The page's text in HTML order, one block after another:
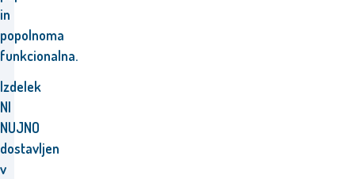
in
popolnoma
funkcionalna.
Izdelek
NI
NUJNO
dostavljen
v